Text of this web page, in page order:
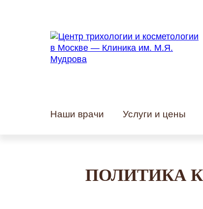
Наши врачи Услуги и цены
ПОЛИТИКА